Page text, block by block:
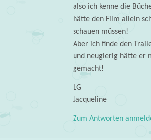
also ich kenne die
hätte den Film allein
schauen müssen!
Aber ich finde den
und neugierig hätte er
gemacht!
LG
Jacqueline
Zum Antworten